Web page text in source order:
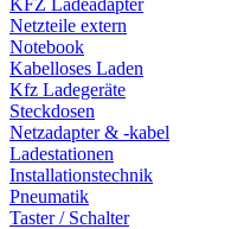
Netzteile extern
Notebook
Kabelloses Laden
Kfz Ladegeräte
Steckdosen
Netzadapter & -kabel
Ladestationen
Installationstechnik
Pneumatik
Taster / Schalter